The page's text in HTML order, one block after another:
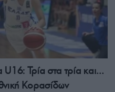
Τρία στα τρία και…
Κορασίδων